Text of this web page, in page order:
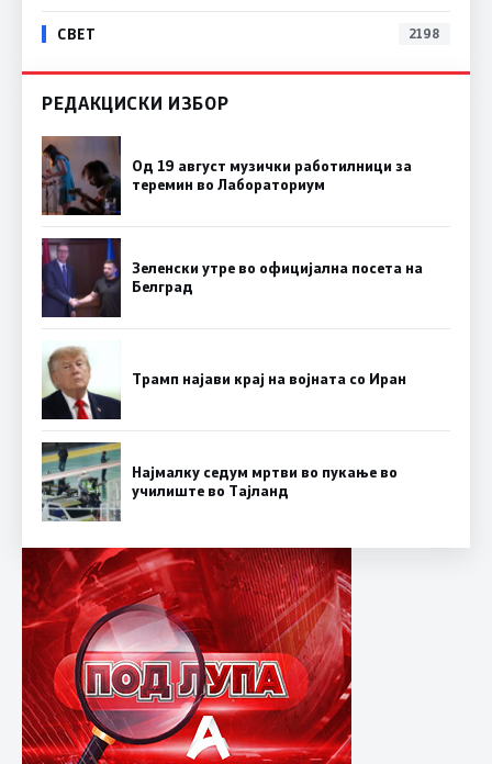
СВЕТ 2198
РЕДАКЦИСКИ ИЗБОР
Од 19 август музички работилници за
теремин во Лабораториум
Зеленски утре во официјална посета на
Белград
Трамп најави крај на војната со Иран
Најмалку седум мртви во пукање во
училиште во Тајланд